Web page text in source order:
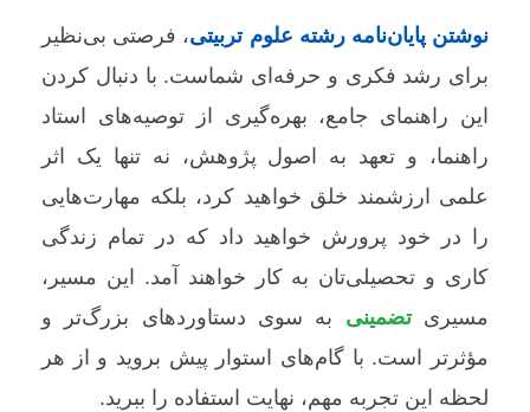
نوشتن پایان‌نامه رشته علوم تربیتی، فرصتی بی‌نظیر
برای رشد فکری و حرفه‌ای شماست. با دنبال کردن
این راهنمای جامع، بهره‌گیری از توصیه‌های استاد
راهنما، و تعهد به اصول پژوهش، نه تنها یک اثر
علمی ارزشمند خلق خواهید کرد، بلکه مهارت‌هایی
را در خود پرورش خواهید داد که در تمام زندگی
کاری و تحصیلی‌تان به کار خواهند آمد. این مسیر،
مسیریتضمینی به سوی دستاوردهای بزرگ‌تر و
مؤثرتر است. با گام‌های استوار پیش بروید و از هر
لحظه این تجربه مهم، نهایت استفاده را ببرید.